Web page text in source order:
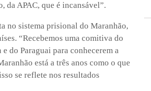
da APAC, que é incansável”.
no sistema prisional do Maranhão,
“Recebemos uma comitiva do
do Paraguai para conhecerem a
está a três anos como o que
se reflete nos resultados